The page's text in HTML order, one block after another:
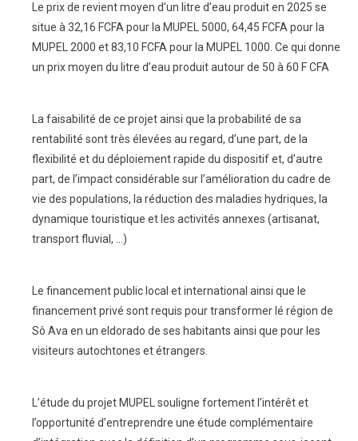
Le prix de revient moyen d’un litre d’eau produit en 2025 se
situe à 32,16 FCFA pour la MUPEL 5000, 64,45 FCFA pour la
MUPEL 2000 et 83,10 FCFA pour la MUPEL 1000. Ce qui donne
un prix moyen du litre d’eau produit autour de 50 à 60 F CFA
La faisabilité de ce projet ainsi que la probabilité de sa
rentabilité sont très élevées au regard, d’une part, de la
flexibilité et du déploiement rapide du dispositif et, d’autre
part, de l’impact considérable sur l’amélioration du cadre de
vie des populations, la réduction des maladies hydriques, la
dynamique touristique et les activités annexes (artisanat,
transport fluvial, …)
Le financement public local et international ainsi que le
financement privé sont requis pour transformer lé région de
Sô Ava en un eldorado de ses habitants ainsi que pour les
visiteurs autochtones et étrangers.
L’étude du projet MUPEL souligne fortement l’intérêt et
l’opportunité d’entreprendre une étude complémentaire